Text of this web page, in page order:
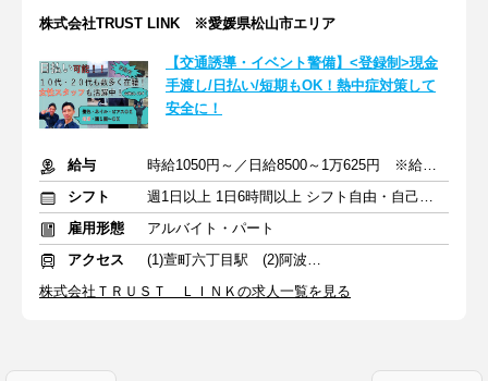
株式会社TRUST LINK ※愛媛県松山市エリア
【交通誘導・イベント警備】<登録制>現金
手渡し/日払い/短期もOK！熱中症対策して
安全に！
給与
時給1050円～／日給8500～1万625円 ※給与は案件により変動
シフト
週1日以上 1日6時間以上 シフト自由・自己申告
雇用形態
アルバイト・パート
アクセス
(1)萱町六丁目駅 (2)阿波富田駅
株式会社ＴＲＵＳＴ ＬＩＮＫの求人一覧を見る